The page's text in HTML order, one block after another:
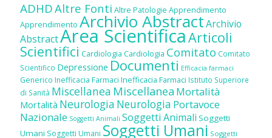
ADHDAltre Fonti Altre Patologie Apprendimento
Apprendimento Archivio AbstractArchivio
AbstractArea ScientificaArticoli
Scientifici Cardiologia Cardiologia Comitato Comitato
Scientifico Depressione Documenti Efficacia farmaci
Generico Inefficacia Farmaci Inefficacia Farmaci Istituto Superiore
di Sanità Miscellanea Miscellanea Mortalità
Mortalità Neurologia Neurologia Portavoce
Nazionale Soggetti Animali Soggetti Animali Soggetti
Umani Soggetti Umani Soggetti Umani Soggetti